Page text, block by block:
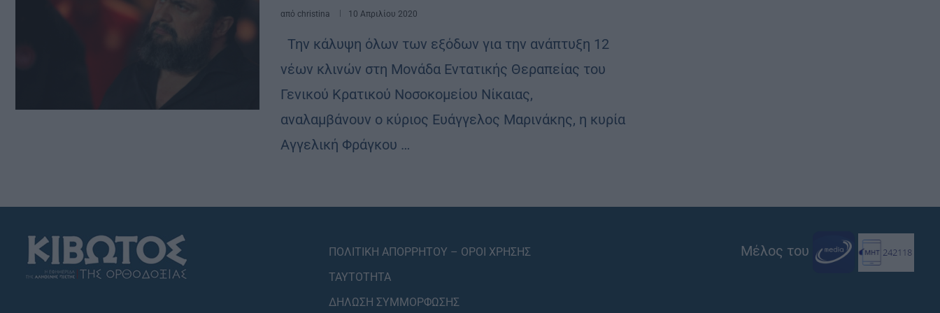
από christina 10 Απριλίου 2020
Την κάλυψη όλων των εξόδων για την ανάπτυξη 12
νέων κλινών στη Μονάδα Εντατικής Θεραπείας του
Γενικού Κρατικού Νοσοκομείου Νίκαιας,
αναλαμβάνουν ο κύριος Ευάγγελος Μαρινάκης, η κυρία
Αγγελική Φράγκου …
ΠΟΛΙΤΙΚΗ ΑΠΟΡΡΗΤΟΥ – ΟΡΟΙ ΧΡΗΣΗΣ
ΤΑΥΤΟΤΗΤΑ
ΔΗΛΩΣΗ ΣΥΜΜΟΡΦΩΣΗΣ
Μέλος του